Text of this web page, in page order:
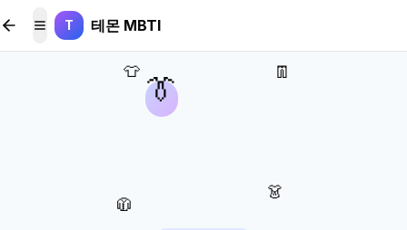
본문 바로가기
메뉴 토글
T 테몬 MBTI
👔
👕
👖
🧥 👗